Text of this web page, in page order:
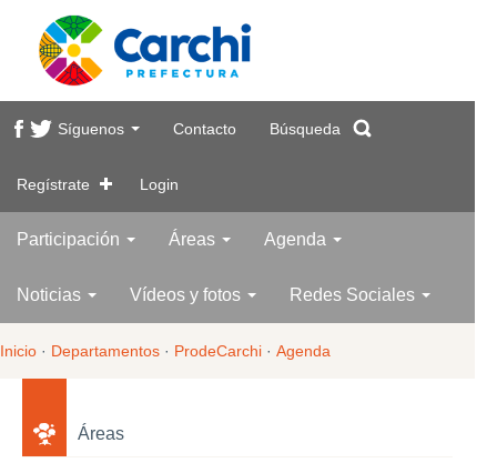
Síguenos Contacto Búsqueda
Regístrate Login
Participación Áreas Agenda
Noticias Vídeos y fotos Redes Sociales
Inicio · Departamentos · ProdeCarchi · Agenda
Áreas